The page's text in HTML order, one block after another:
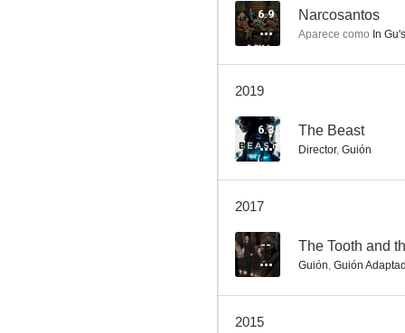
--
6.9 Narcosantos
Aparece como In
2019
6.3 The Beast
Director, Guión
2017
-- The Tooth and
Guión, Guión
2015